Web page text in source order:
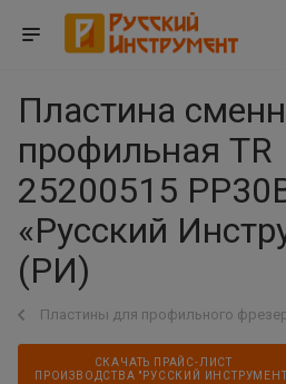
Пластина
профильная TR
25200515
«Русский
(РИ)
Пластины для профильного
СКАЧАТЬ ПРАЙС-ЛИСТ
ПРОИЗВОДСТВА "РУССКИЙ